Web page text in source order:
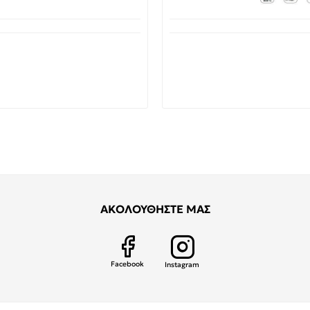
ΑΚΟΛΟΥΘΗΣΤΕ ΜΑΣ
Facebook Instagram